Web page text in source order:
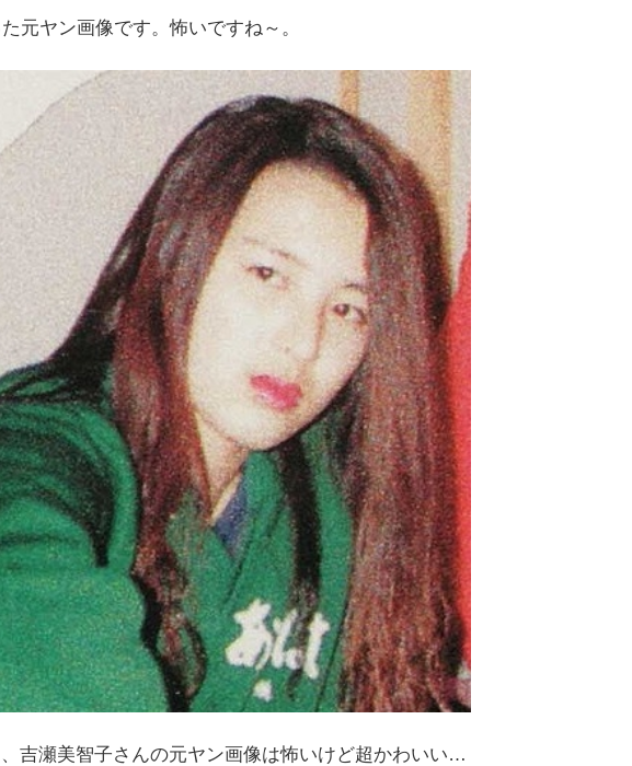
元ヤン画像です。怖いですね～。
吉瀬美智子さんの元ヤン画像は怖いけど超かわいい…